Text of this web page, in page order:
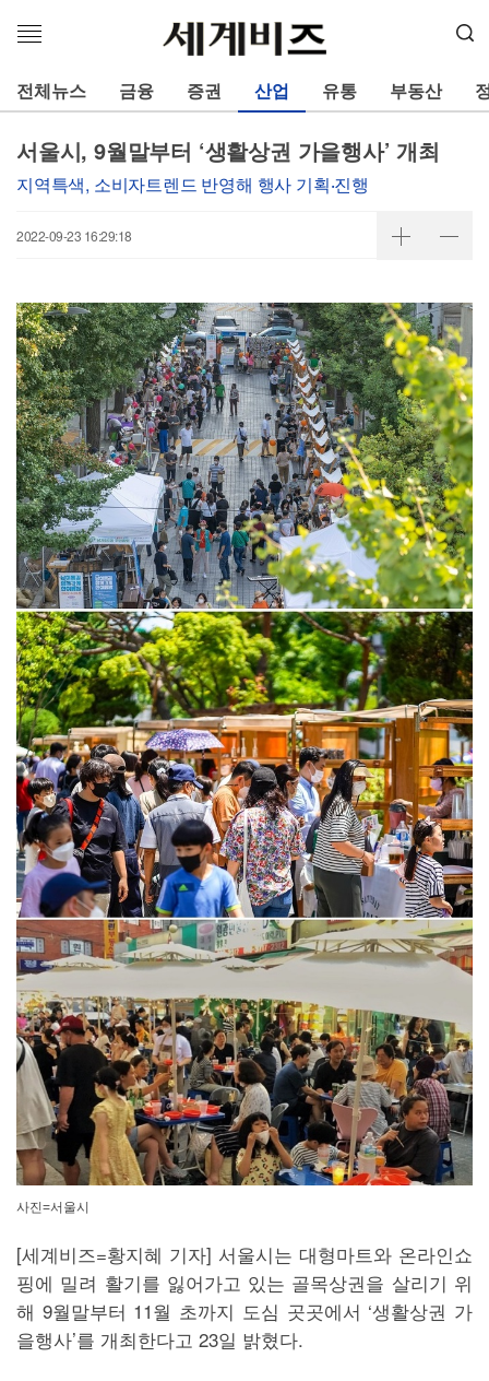
메
열
기
전체뉴스 금융 증권 산업 유통 부동산
서울시, 9월말부터 ‘생활상권 가을행사’ 개최
지역특색, 소비자트렌드 반영해 행사 기획‧진행
2022-09-23 16:29:18
사진=서울시
[세계비즈=황지혜 기자] 서울시는 대형마트와 온라인쇼
핑에 밀려 활기를 잃어가고 있는 골목상권을 살리기 위
해 9월말부터 11월 초까지 도심 곳곳에서 ‘생활상권 가
을행사’를 개최한다고 23일 밝혔다.